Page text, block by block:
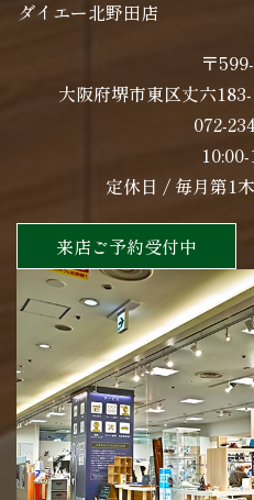
ダイエー北野田店
〒
大阪府堺市東区丈六
072-
定休日 / 毎月第1
来店ご予約受付中